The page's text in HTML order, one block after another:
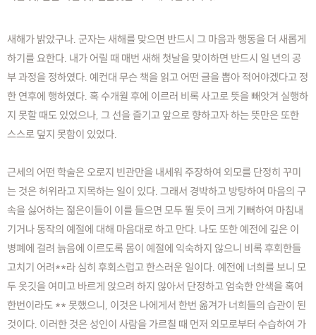
새해가 밝았구나. 군자는 새해를 맞으면 반드시 그 마음과 행동을 더 새롭게
하기를 요한다. 내가 어릴 때 매번 새해 첫날을 맞이하면 반드시 일 년의 공
부 과정을 정하였다. 예컨대 무슨 책을 읽고 어떤 글을 뽑아 적어야겠다고 정
한 연후에 행하였다. 혹 수개월 후에 이르러 비록 사고로 뜻을 빼앗겨 실행하
지 못할 때도 있었으나, 그 선을 즐기고 앞으로 향하고자 하는 뜻만은 또한
스스로 덮지 못함이 있었다.
근세의 어떤 학술은 오로지 빈관만을 내세워 주장하여 외모를 단정히 꾸미
는 것은 허위라고 지목하는 일이 있다. 그래서 경박하고 방탕하여 마음의 구
속을 싫어하는 젊은이들이 이를 들으면 모두 뛸 듯이 크게 기뻐하여 마침내
기거나 동작의 예절에 대해 마음대로 하고 만다. 나도 또한 예전에 깊은 이
병폐에 걸려 늙음에 이르도록 몸이 예절에 익숙하지 않으니 비록 후회한들
고치기 어려**라 심히 후회스럽고 한스러운 일이다. 예전에 너희를 보니 모
두 옷깃을 여미고 바르게 앉으려 하지 않아서 단정하고 엄숙한 안색을 혹여
한번이라도 ** 못했으니, 이것은 나에게서 한번 옮겨가 너희들의 습관이 된
것이다. 이러한 것은 성인이 사람을 가르칠 때 먼저 외모로부터 수습하여 가